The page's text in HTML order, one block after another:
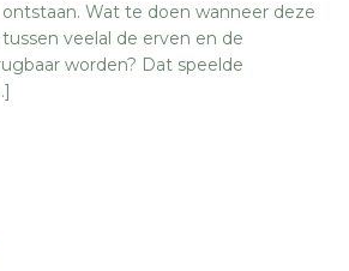
Wat te doen wanneer deze
veelal de erven en de
worden? Dat speelde